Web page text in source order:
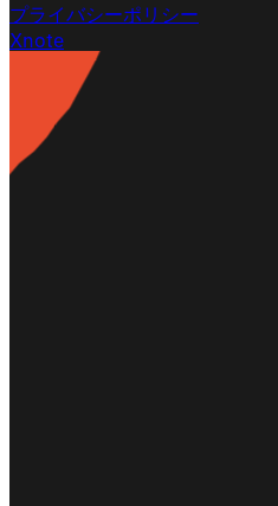
プライバシーポリシー
Xnote